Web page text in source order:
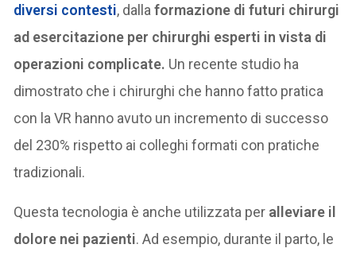
diversi contesti, dalla formazione di futuri chirurgi
ad esercitazione per chirurghi esperti in vista di
operazioni complicate. Un recente studio ha
dimostrato che i chirurghi che hanno fatto pratica
con la VR hanno avuto un incremento di successo
del 230% rispetto ai colleghi formati con pratiche
tradizionali.
Questa tecnologia è anche utilizzata per alleviare il
dolore nei pazienti. Ad esempio, durante il parto, le